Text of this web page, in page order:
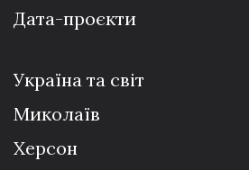
Дата-проєкти
Україна та світ
Миколаїв
Херсон